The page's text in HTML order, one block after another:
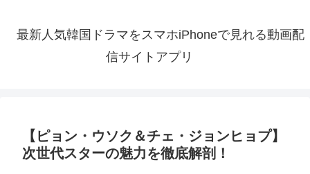
最新人気韓国ドラマをスマホiPhoneで見れる動画配
信サイトアプリ
【ピョン・ウソク＆チェ・ジョンヒョプ】
次世代スターの魅力を徹底解剖！